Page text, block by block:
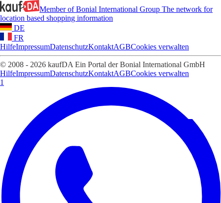
Member of Bonial International Group The network for
location based shopping information
DE
FR
HilfeImpressumDatenschutzKontaktAGBCookies verwalten
© 2008 - 2026 kaufDA Ein Portal der Bonial International GmbH
HilfeImpressumDatenschutzKontaktAGBCookies verwalten
1